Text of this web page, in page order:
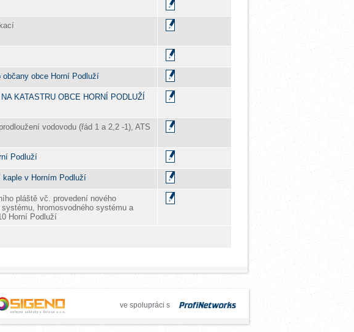
občany obce Horní Podluží
KATASTRU OBCE HORNÍ PODLUŽÍ
vodovodu (řád 1 a 2,2 -1), ATS
Podluží
kaple v Horním Podluží
pláště vč. provedení nového
hromosvodného systému a
Horní Podluží
ve spolupráci s